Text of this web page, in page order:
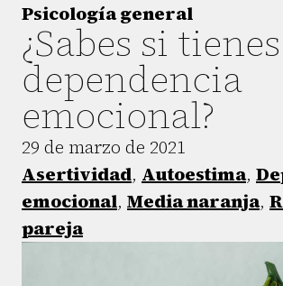
Psicología general
¿Sabes si tienes
dependencia
emocional?
29 de marzo de 2021
Asertividad, Autoestima,
emocional, Media naranja,
pareja